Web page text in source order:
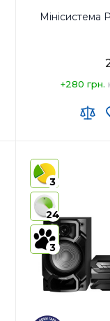
Мінісистема
+280 грн.
Країна-виробник
AirPlay:Ні
USB:USB Type-A x2
Bluetooth: Так
3
24
3